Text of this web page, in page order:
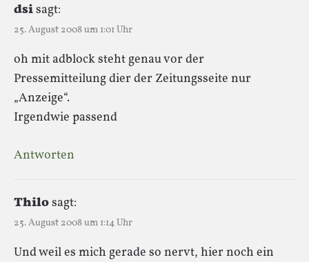
dsisagt:
25. August 2008 um 1:01 Uhr
oh mit adblock steht genau vor der
Pressemitteilung dier der Zeitungsseite nur
„Anzeige“.
Irgendwie passend
Antworten
Thilosagt:
25. August 2008 um 1:14 Uhr
Und weil es mich gerade so nervt, hier noch ein